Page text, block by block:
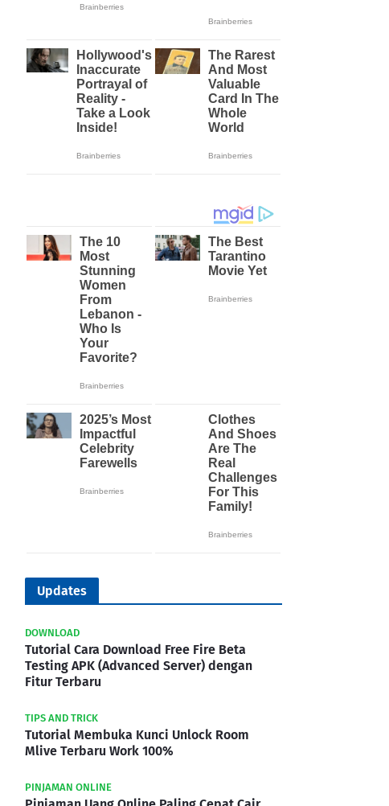
Updates
DOWNLOAD
Tutorial Cara Download Free Fire Beta
Testing APK (Advanced Server) dengan
Fitur Terbaru
TIPS AND TRICK
Tutorial Membuka Kunci Unlock Room
Mlive Terbaru Work 100%
PINJAMAN ONLINE